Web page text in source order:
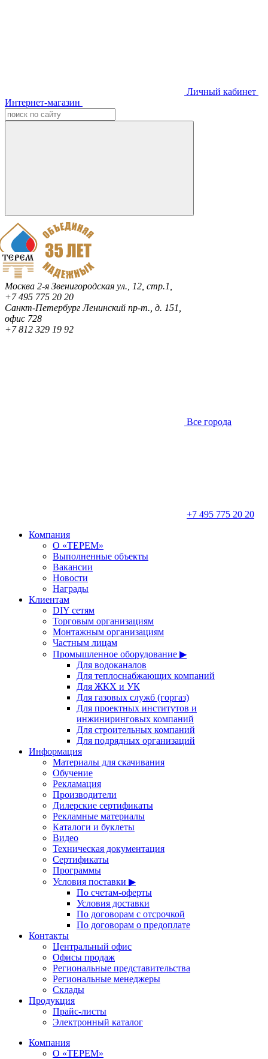
Личный кабинет
Интернет-магазин
Москва 2-я Звенигородская ул., 12, стр.1,
+7 495 775 20 20
Санкт-ПетербургЛенинский пр-т., д. 151,
офис 728
+7 812 329 19 92
Все города
+7 495 775 20 20
Компания
О «ТЕРЕМ»
Выполненные объекты
Вакансии
Новости
Награды
Клиентам
DIY сетям
Торговым организациям
Монтажным организациям
Частным лицам
Промышленное оборудование ▶
Для водоканалов
Для теплоснабжающих компаний
Для ЖКХ и УК
Для газовых служб (горгаз)
Для проектных институтов и
инжиниринговых компаний
Для строительных компаний
Для подрядных организаций
Информация
Материалы для скачивания
Обучение
Рекламация
Производители
Дилерские сертификаты
Рекламные материалы
Каталоги и буклеты
Видео
Техническая документация
Сертификаты
Программы
Условия поставки ▶
По счетам-оферты
Условия доставки
По договорам с отсрочкой
По договорам о предоплате
Контакты
Центральный офис
Офисы продаж
Региональные представительства
Региональные менеджеры
Склады
Продукция
Прайс-листы
Электронный каталог
Компания
О «ТЕРЕМ»